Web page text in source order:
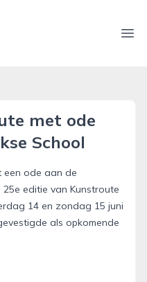
met ode
School
een ode aan de
editie van Kunstroute
14 en zondag 15 juni
als opkomende